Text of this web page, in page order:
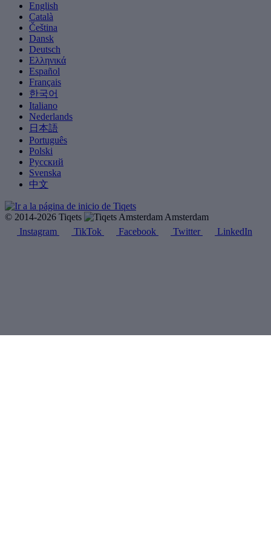
English
Català
Čeština
Dansk
Deutsch
Ελληνικά
Español
Français
한국어
Italiano
Nederlands
日本語
Português
Polski
Русский
Svenska
中文
© 2014-2026 Tiqets
Amsterdam
Instagram
TikTok Facebook Twitter LinkedIn